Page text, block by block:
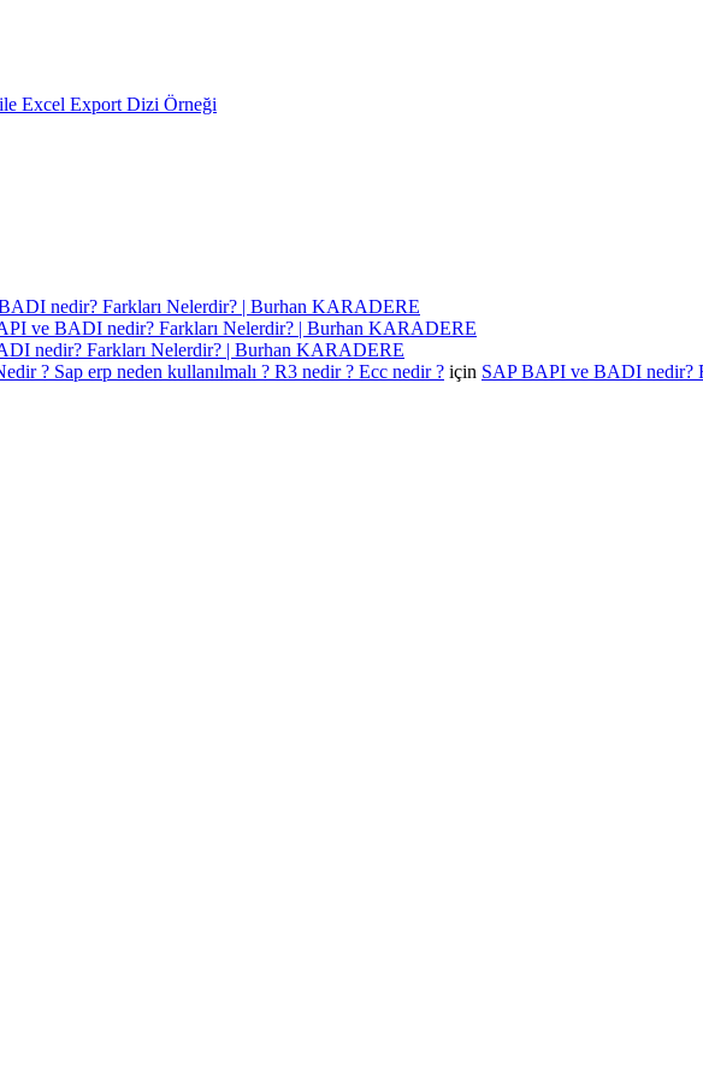
Excel Export Dizi Örneği
nedir? Farkları Nelerdir? | Burhan KARADERE
ve BADI nedir? Farkları Nelerdir? | Burhan KARADERE
nedir? Farkları Nelerdir? | Burhan KARADERE
? Sap erp neden kullanılmalı ? R3 nedir ? Ecc nedir ? için SAP BAPI ve BADI nedir?